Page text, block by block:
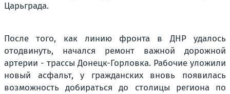
Царьграда.
После того, как линию фронта в ДНР удалось
отодвинуть, начался ремонт важной дорожной
артерии - трассы Донецк-Горловка. Рабочие уложили
новый асфальт, у гражданских вновь появилась
возможность добираться до столицы региона по